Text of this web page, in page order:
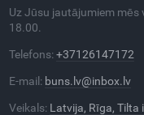
Uz Jūsu jautājumiem
18.00.
Telefons:+37126147172
E-mail: buns.lv@inbox.lv
Veikals: Latvija, Rīga, Tilta